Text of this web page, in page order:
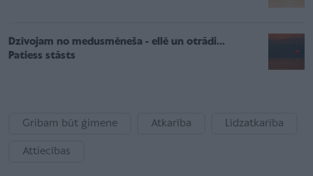
Dzīvojam no medusmēneša - ellē un otrādi...
Patiess stāsts
Gribam būt ģimene Atkarība Līdzatkarība
Attiecības